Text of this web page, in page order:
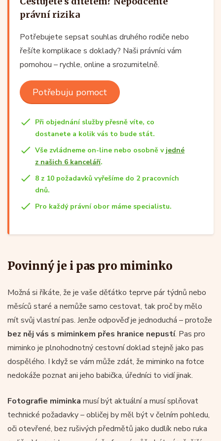
právní rizika
Potřebujete sepsat souhlas druhého rodiče nebo
řešíte komplikace s doklady? Naši právníci vám
pomohou – rychle, online a srozumitelně.
Potřebuju pomoct
Při objednání služby přesně víte, co
dostanete a kolik vás to bude stát.
Vše zvládneme on-line nebo osobně v jedné
z našich 6 kanceláří.
8 z 10 požadavků vyřešíme do 2 pracovních
dnů.
Pro každý právní obor máme specialistu.
Povinný je i pas pro miminko
Možná si říkáte, že je vaše děťátko teprve pár týdnů nebo
měsíců staré a nemůže samo cestovat, tak proč by mělo
mít svůj vlastní pas. Jenže odpověď je jednoduchá – protože
bez něj vás s miminkem přes hranice nepustí. Pas pro
miminko je plnohodnotný cestovní doklad stejně jako pas
dospělého. I když se vám může zdát, že miminko na fotce
nedokáže poznat ani jeho babička, úředníci to vidí jinak.
Fotografie miminka musí být aktuální a musí splňovat
technické požadavky – obličej by měl být v čelním pohledu,
oči otevřené, bez rušivých předmětů jako dudlík nebo ruka